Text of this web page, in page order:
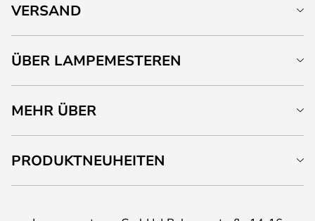
VERSAND
ÜBER LAMPEMESTEREN
MEHR ÜBER
PRODUKTNEUHEITEN